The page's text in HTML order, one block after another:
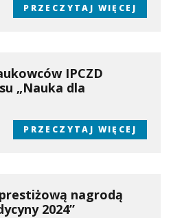
PRZECZYTAJ WIĘCEJ
IPCZD
„Nauka dla
PRZECZYTAJ WIĘCEJ
nagrodą
2024”